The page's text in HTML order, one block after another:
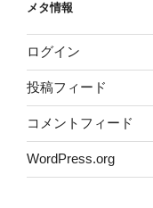
メタ情報
ログイン
投稿フィード
コメントフィード
WordPress.org